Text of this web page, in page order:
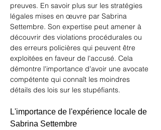
preuves. En savoir plus sur les stratégies
légales mises en œuvre par Sabrina
Settembre. Son expertise peut amener à
découvrir des violations procédurales ou
des erreurs policières qui peuvent être
exploitées en faveur de l'accusé. Cela
démontre l'importance d'avoir une avocate
compétente qui connaît les moindres
détails des lois sur les stupéfiants.
L'importance de l'expérience locale de
Sabrina Settembre